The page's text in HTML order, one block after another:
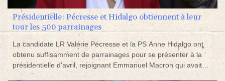
Présidentielle: Pécresse et Hidalgo obtiennent à leur
tour les 500 parrainages
La candidate LR Valérie Pécresse et la PS Anne Hidalgo ont
obtenu suffisamment de parrainages pour se présenter à la
présidentielle d'avril, rejoignant Emmanuel Macron qui avait
déjà franchi le cap des 500 signatures requises, selon la liste